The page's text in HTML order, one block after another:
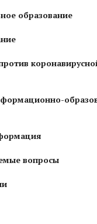
образование
вопросы